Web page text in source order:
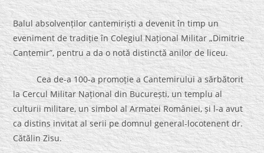
Balul absolvenților cantemiriști a devenit în timp un
eveniment de tradiție în Colegiul Național Militar „Dimitrie
Cantemir”, pentru a da o notă distinctă anilor de liceu.
Cea de-a 100-a promoție a Cantemirului a sărbătorit
la Cercul Militar Național din București, un templu al
culturii militare, un simbol al Armatei României, și l-a avut
ca distins invitat al serii pe domnul general-locotenent dr.
Cătălin Zisu.